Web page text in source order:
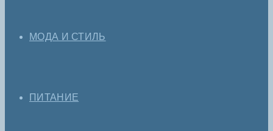
МОДА И СТИЛЬ
ПИТАНИЕ